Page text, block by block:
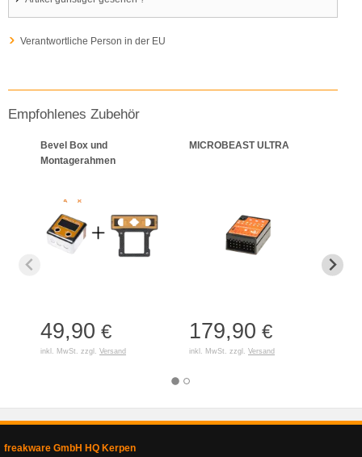
Verantwortliche Person in der EU
Empfohlenes Zubehör
Bevel Box und
Montagerahmen
49,90 €
inkl. MwSt. zzgl. Versand
MICROBEAST ULTRA
179,90 €
inkl. MwSt. zzgl. Versand
freakware GmbH HQ Kerpen